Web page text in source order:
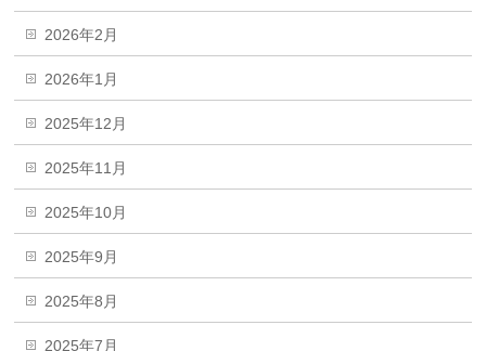
2026年2月
2026年1月
2025年12月
2025年11月
2025年10月
2025年9月
2025年8月
2025年7月